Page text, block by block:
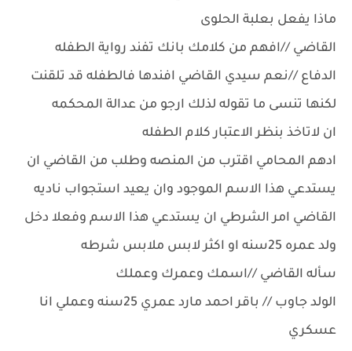
ماذا يفعل بعلبة الحلوى
القاضي //افهم من كلامك بانك تفند رواية الطفله
الدفاع //نعم سيدي القاضي افندها فالطفله قد تلقنت
لكنها تنسى ما تقوله لذلك ارجو من عدالة المحكمه
ان لاتاخذ بنظر الاعتبار كلام الطفله
ادهم المحامي اقترب من المنصه وطلب من القاضي ان
يستدعي هذا الاسم الموجود وان يعيد استجواب ناديه
القاضي امر الشرطي ان يستدعي هذا الاسم وفعلا دخل
ولد عمره 25سنه او اكثر لابس ملابس شرطه
سأله القاضي //اسمك وعمرك وعملك
الولد جاوب // باقر احمد مارد عمري 25سنه وعملي انا
عسكري